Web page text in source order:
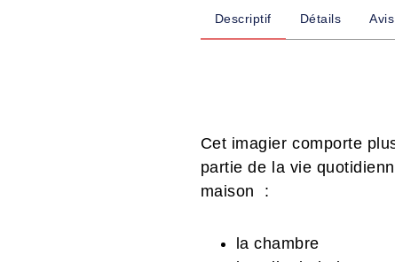
Descriptif Détails Avis
Cet imagier comporte
partie de la vie
maison :
la chambre